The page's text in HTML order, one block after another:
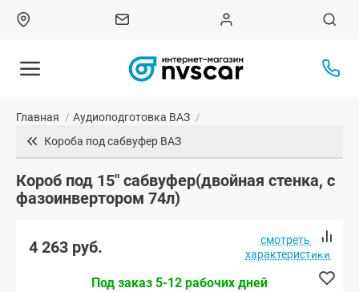
Главная / Аудиоподготовка ВАЗ /
Короба под сабвуфер ВАЗ
Короб под 15" сабвуфер(двойная стенка, с
фазоинвертором 74л)
4 263 руб.
смотреть все
характеристики
Под заказ 5-12 рабочих дней